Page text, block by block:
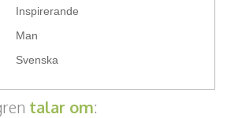
attityd
Inspirerande
Man
Svenska
talar om: